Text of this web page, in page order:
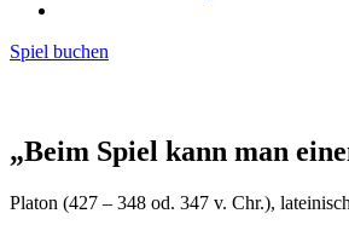
Spiel buchen
„Beim Spiel kann man
Platon (427 – 348 od. 347 v. Chr.),